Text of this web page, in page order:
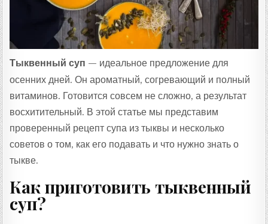
Тыквенный суп — идеальное предложение для
осенних дней. Он ароматный, согревающий и полный
витаминов. Готовится совсем не сложно, а результат
восхитительный. В этой статье мы представим
проверенный рецепт супа из тыквы и несколько
советов о том, как его подавать и что нужно знать о
тыкве.
Как приготовить тыквенный
суп?